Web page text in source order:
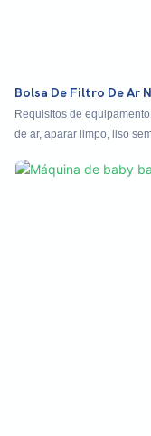
Bolsa De Filtro De Ar
Requisitos de
de ar, aparar limpo, liso